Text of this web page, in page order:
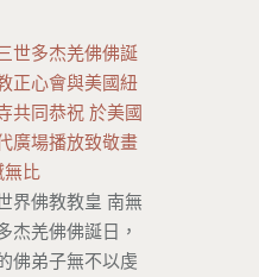
世多杰羌佛佛誕
正心會與美國紐
共同恭祝 於美國
廣場播放致敬畫
比
界佛教教皇 南無
杰羌佛佛誕日，
佛弟子無不以虔